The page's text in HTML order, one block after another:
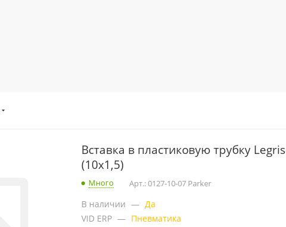
Вставка в пластиковую трубку Legris
(10х1,5)
Много Арт.: 0127-10-07 Parker
В наличии — Да
VID ERP — Пневматика